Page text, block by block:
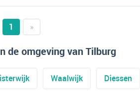
1 »
de omgeving van Tilburg
Waalwijk Diessen